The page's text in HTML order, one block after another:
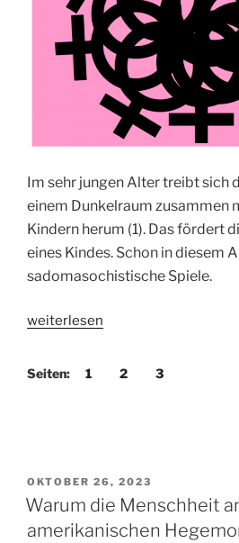
Im sehr jungen Alter treibt sich
einem Dunkelraum zusammen
Kindern herum (1). Das fördert
eines Kindes. Schon in diesem
sadomasochistische Spiele.
„Gender
weiterlesen
Seiten: 1 2 3
VERÖFFENTLICHT
AM
OKTOBER 26, 2023
Warum die Menschheit
amerikanischen